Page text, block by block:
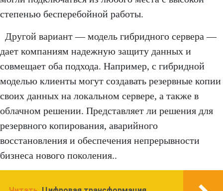
степенью бесперебойной работы.
Другой вариант — модель гибридного сервера —
дает компаниям надежную защиту данных и
совмещает оба подхода. Например, с гибридной
моделью клиенты могут создавать резервные копии
своих данных на локальном сервере, а также в
облачном решении. Представляет ли решения для
резервного копирования, аварийного
восстановления и обеспечения непрерывности
бизнеса нового поколения..